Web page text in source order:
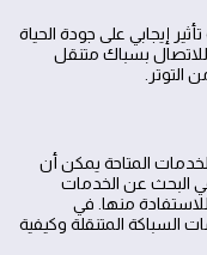
إيجابي على جودة الحياة
بسباك متنقل
المتاحة يمكن أن
البحث عن الخدمات
منها. في
السباكة المتنقلة وكيفية